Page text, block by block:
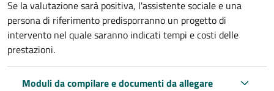
Se la valutazione sarà positiva, l'assistente sociale e una
persona di riferimento predisporranno un progetto di
intervento nel quale saranno indicati tempi e costi delle
prestazioni.
Moduli da compilare e documenti da allegare